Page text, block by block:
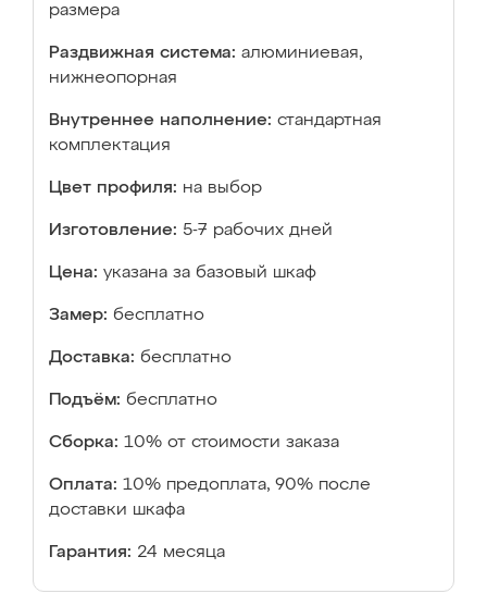
размера
Раздвижная система: алюминиевая,
нижнеопорная
Внутреннее наполнение: стандартная
комплектация
Цвет профиля: на выбор
Изготовление: 5-7 рабочих дней
Цена: указана за базовый шкаф
Замер: бесплатно
Доставка: бесплатно
Подъём: бесплатно
Сборка: 10% от стоимости заказа
Оплата: 10% предоплата, 90% после
доставки шкафа
Гарантия: 24 месяца